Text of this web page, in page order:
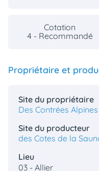
Cotation
4 - Recommandé
Propriétaire et
Site du propriétaire
Des Contrées Alpines
Site du producteur
des Cotes de la
Lieu
03 - Allier